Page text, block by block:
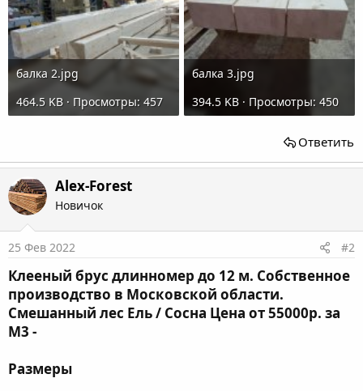
балка 2.jpg
464.5 KB · Просмотры: 457
балка 3.jpg
394.5 KB · Просмотры: 450
Ответить
Alex-Forest
Новичок
25 Фев 2022 #2
Клееный брус длинномер до 12 м. Собственное
производство в Московской области.
Смешанный лес Ель / Сосна Цена от 55000р. за
М3 -
Размеры